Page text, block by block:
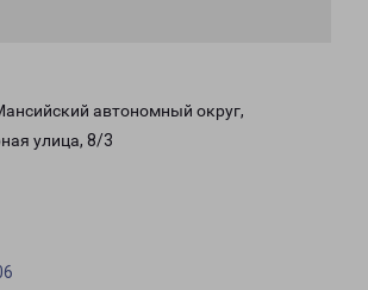
автономный округ,
улица, 8/3